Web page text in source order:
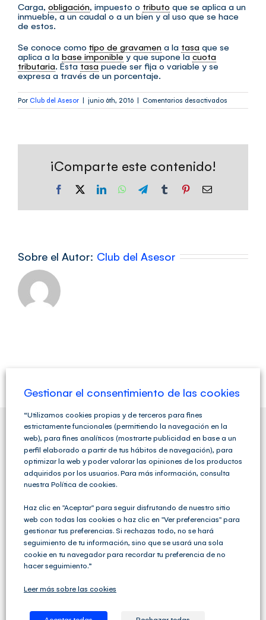
Carga, obligación, impuesto o tributo que se aplica a un
inmueble, a un caudal o a un bien y al uso que se hace
de estos.
Se conoce como tipo de gravamen a la tasa que se
aplica a la base imponibley que supone lacuota
tributaria. Estatasapuede ser fija o variable y se
expresa a través de un porcentaje.
Por Club del Asesor | junio 6th, 2016 | Comentarios desactivados
gravamen
¡Comparte este contenido!
Facebook LinkedInWhatsApp
TelegramTumblr PinterestCorreo
Sobre el Autor: Club del Asesor
QUIENES SOMOS
Gestionar el consentimiento de las cookies
“Utilizamos cookies propias y de terceros para fines
estrictamente funcionales (permitiendo la navegación en la
web), para fines analíticos (mostrarte publicidad en base a un
perfil elaborado a partir de tus hábitos de navegación), para
optimizar la web y poder valorar las opiniones de los productos
adquiridos por los usuarios. Para más información, consulta
nuestra Política de cookies.
Haz clic en "Aceptar" para seguir disfrutando de nuestro sitio
web con todas las cookies o haz clic en "Ver preferencias" para
gestionar tus preferencias. Si rechazas todo, no se hará
seguimiento de tu información, sino que se usará una sola
cookie en tu navegador para recordar tu preferencia de no
hacer seguimiento.”
Leer más sobre las cookies